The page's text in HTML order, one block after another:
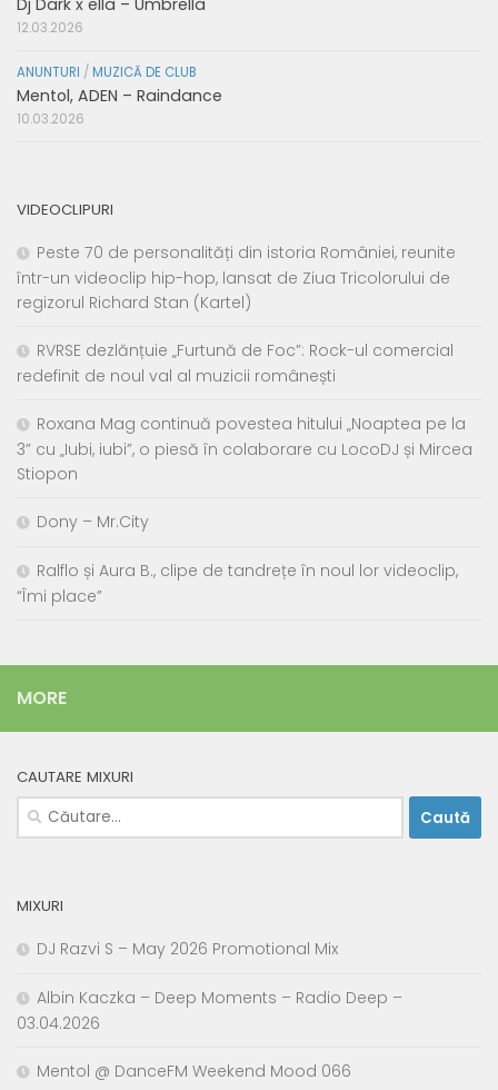
Dj Dark x ella – Umbrella
12.03.2026
ANUNTURI / MUZICĂ DE CLUB
Mentol, ADEN – Raindance
10.03.2026
VIDEOCLIPURI
Peste 70 de personalități din istoria României, reunite
într-un videoclip hip-hop, lansat de Ziua Tricolorului de
regizorul Richard Stan (Kartel)
RVRSE dezlănțuie „Furtună de Foc”: Rock-ul comercial
redefinit de noul val al muzicii românești
Roxana Mag continuă povestea hitului „Noaptea pe la
3” cu „Iubi, iubi”, o piesă în colaborare cu LocoDJ și Mircea
Stiopon
Dony – Mr.City
Ralflo și Aura B., clipe de tandrețe în noul lor videoclip,
“Îmi place”
MORE
CAUTARE MIXURI
Caută
după:
MIXURI
DJ Razvi S – May 2026 Promotional Mix
Albin Kaczka – Deep Moments – Radio Deep –
03.04.2026
Mentol @ DanceFM Weekend Mood 066